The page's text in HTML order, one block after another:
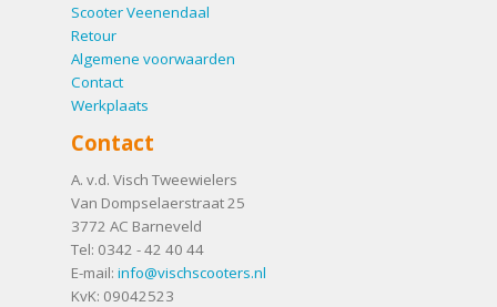
Scooter Veenendaal
Retour
Algemene voorwaarden
Contact
Werkplaats
Contact
A. v.d. Visch Tweewielers
Van Dompselaerstraat 25
3772 AC Barneveld
Tel: 0342 - 42 40 44
E-mail: info@vischscooters.nl
KvK: 09042523